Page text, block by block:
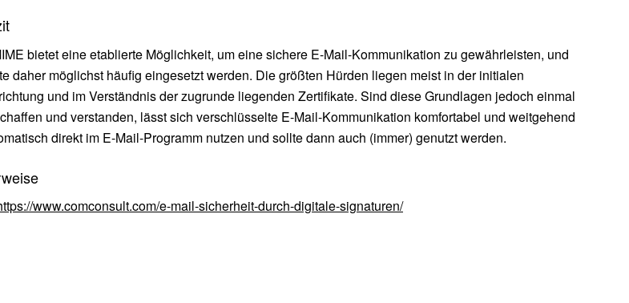
bietet eine etablierte Möglichkeit, um eine sichere E-Mail-Kommunikation zu gewährleisten, und
daher möglichst häufig eingesetzt werden. Die größten Hürden liegen meist in der initialen
und im Verständnis der zugrunde liegenden Zertifikate. Sind diese Grundlagen jedoch einmal
und verstanden, lässt sich verschlüsselte E-Mail-Kommunikation komfortabel und weitgehend
direkt im E-Mail-Programm nutzen und sollte dann auch (immer) genutzt werden.
www.comconsult.com/e-mail-sicherheit-durch-digitale-signaturen/